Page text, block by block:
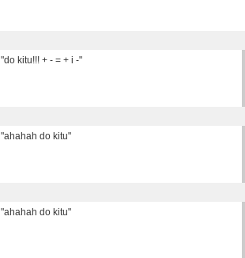
"do kitu!!! + - = + i -"
"ahahah do kitu"
"ahahah do kitu"